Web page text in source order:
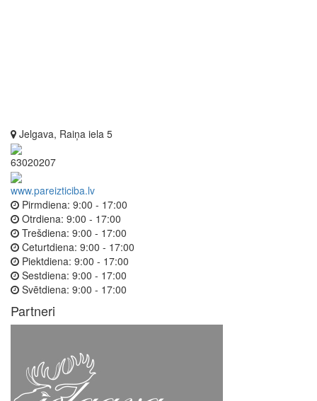
Jelgava, Raiņa iela 5
63020207
www.pareizticiba.lv
Pirmdiena: 9:00 - 17:00
Otrdiena: 9:00 - 17:00
Trešdiena: 9:00 - 17:00
Ceturtdiena: 9:00 - 17:00
Piektdiena: 9:00 - 17:00
Sestdiena: 9:00 - 17:00
Svētdiena: 9:00 - 17:00
Partneri